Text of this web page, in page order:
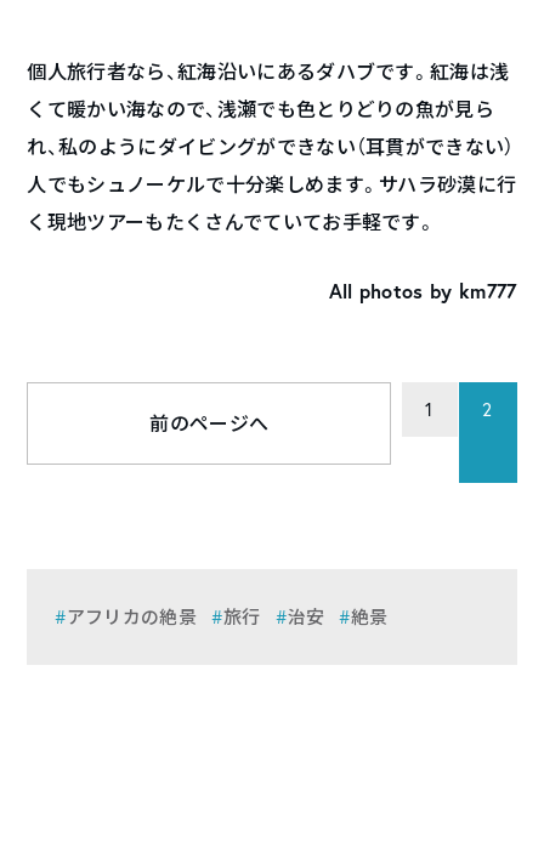
個人旅行者なら、紅海沿いにあるダハブです。紅海は浅
くて暖かい海なので、浅瀬でも色とりどりの魚が見ら
れ、私のようにダイビングができない（耳貫ができない）
人でもシュノーケルで十分楽しめます。サハラ砂漠に行
く現地ツアーもたくさんでていてお手軽です。
All photos by km777
前のページへ
1 2
アフリカの絶景 旅行 治安 絶景